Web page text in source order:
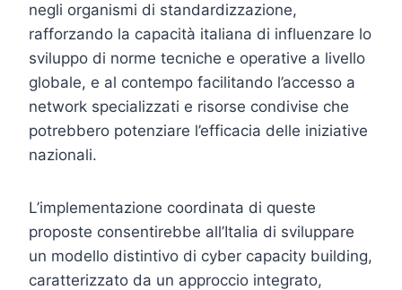
negli organismi di standardizzazione,
rafforzando la capacità italiana di influenzare lo
sviluppo di norme tecniche e operative a livello
globale, e al contempo facilitando l’accesso a
network specializzati e risorse condivise che
potrebbero potenziare l’efficacia delle iniziative
nazionali.
L’implementazione coordinata di queste
proposte consentirebbe all’Italia di sviluppare
un modello distintivo di cyber capacity building,
caratterizzato da un approccio integrato,